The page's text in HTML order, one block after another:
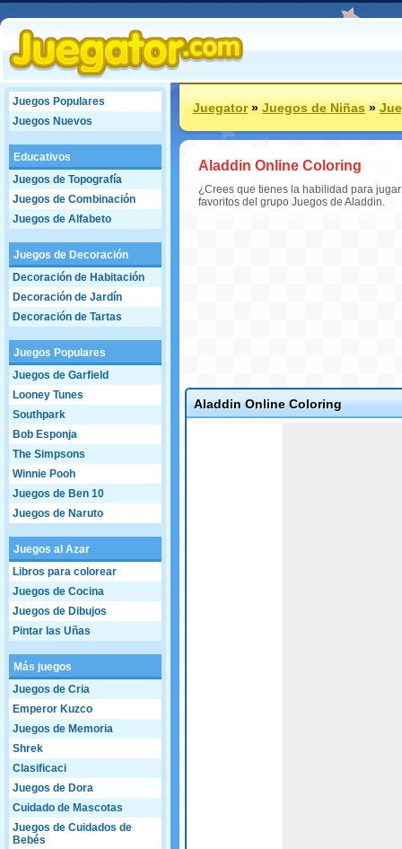
Juegos Populares
Juegos Nuevos
Educativos
Juegos de Topografía
Juegos de Combinación
Juegos de Alfabeto
Juegos de Decoración
Decoración de Habitación
Decoración de Jardín
Decoración de Tartas
Juegos Populares
Juegos de Garfield
Looney Tunes
Southpark
Bob Esponja
The Simpsons
Winnie Pooh
Juegos de Ben 10
Juegos de Naruto
Juegos al Azar
Libros para colorear
Juegos de Cocina
Juegos de Dibujos
Pintar las Uñas
Más juegos
Juegos de Cria
Emperor Kuzco
Juegos de Memoria
Shrek
Clasificaci
Juegos de Dora
Cuidado de Mascotas
Juegos de Cuidados de
Bebés
Juegator»Juegos de Niñas»
Aladdin Online Coloring
¿Crees que tienes la habilidad para
favoritos del grupo Juegos de Aladdin.
Aladdin Online Coloring